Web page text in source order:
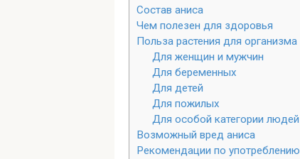
Состав аниса
Чем полезен для здоровья
Польза растения для организма
Для женщин и мужчин
Для беременных
Для детей
Для пожилых
Для особой категории людей
Возможный вред аниса
Рекомендации по употреблению